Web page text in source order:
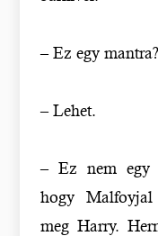
– Ez egy mantra?
– Lehet.
– Ez nem egy
hogy
meg Harry.